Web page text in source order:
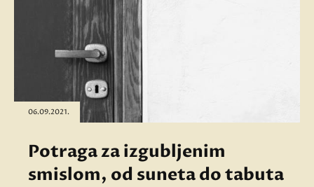
06.09.2021.
Potraga za izgubljenim
smislom, od suneta do tabuta